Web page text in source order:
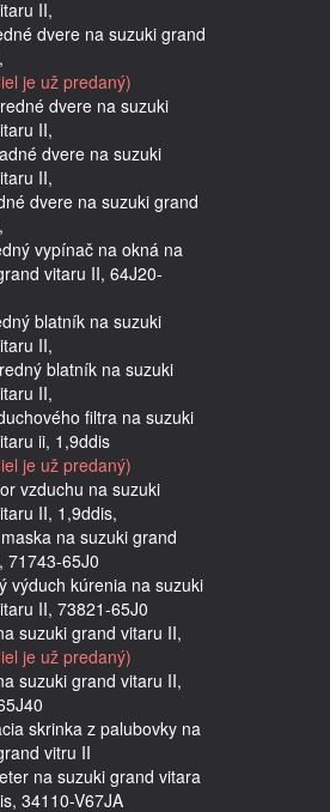
II,
dvere na suzuki grand
je už predaný)
dvere na suzuki
II,
dvere na suzuki
II,
dvere na suzuki grand
vypínač na okná na
vitaru II, 64J20-
blatník na suzuki
II,
blatník na suzuki
II,
filtra na suzuki
ii, 1,9ddis
je už predaný)
vzduchu na suzuki
II, 1,9ddis,
na suzuki grand
71743-65J0
výduch kúrenia na suzuki
II, 73821-65J0
suzuki grand vitaru II,
je už predaný)
suzuki grand vitaru II,
skrinka z palubovky na
vitru II
na suzuki grand vitara
34110-V67JA